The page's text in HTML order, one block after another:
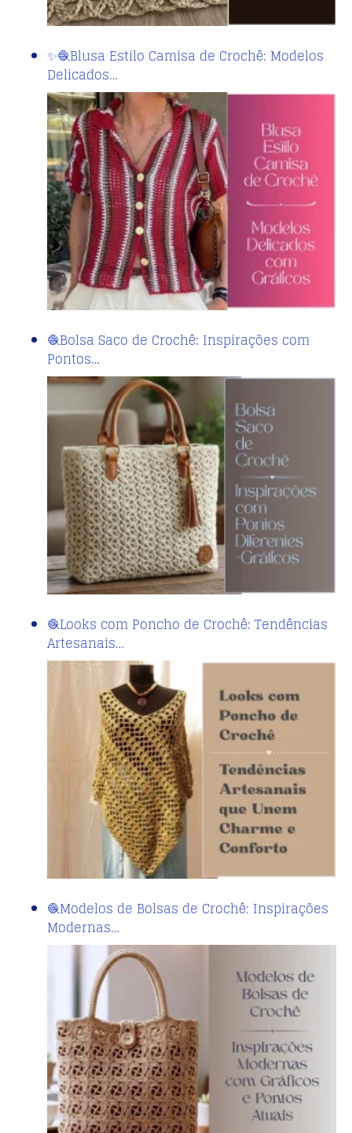
✨🧶Blusa Estilo Camisa de Crochê: Modelos
Delicados…
🧶Bolsa Saco de Crochê: Inspirações com
Pontos…
🧶Looks com Poncho de Crochê: Tendências
Artesanais…
🧶Modelos de Bolsas de Crochê: Inspirações
Modernas…